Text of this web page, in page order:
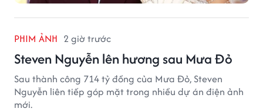
PHIM ẢNH 2 giờ trước
Steven Nguyễn lên hương sau Mưa Đỏ
Sau thành công 714 tỷ đồng của Mưa Đỏ, Steven
Nguyễn liên tiếp góp mặt trong nhiều dự án điện ảnh
mới.